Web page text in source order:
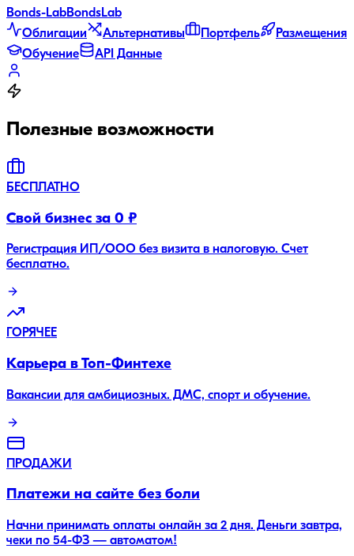
Bonds-LabBondsLab
Облигации
Альтернативы Портфель
Размещения
Обучение
API Данные
Полезные возможности
БЕСПЛАТНО
Свой бизнес за 0 ₽
Регистрация ИП/ООО без визита в налоговую. Счет
бесплатно.
ГОРЯЧЕЕ
Карьера в Топ-Финтехе
Вакансии для амбициозных. ДМС, спорт и обучение.
ПРОДАЖИ
Платежи на сайте без боли
Начни принимать оплаты онлайн за 2 дня. Деньги завтра,
чеки по 54-ФЗ — автоматом!